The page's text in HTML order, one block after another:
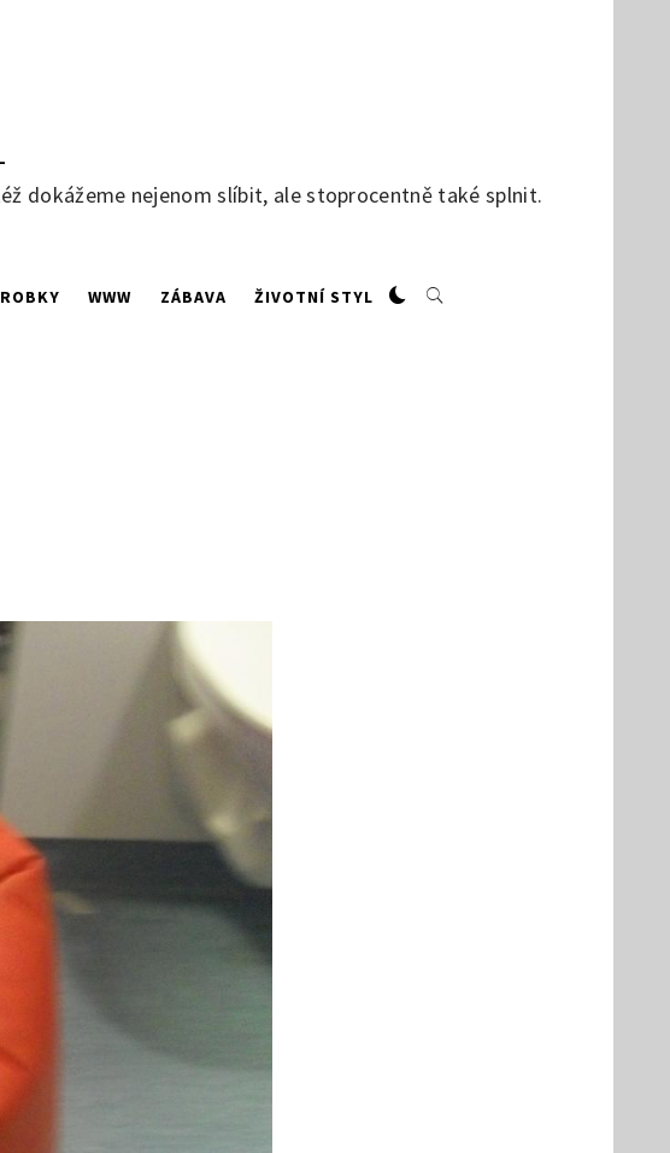
dokážeme nejenom slíbit, ale stoprocentně také splnit.
WWW ZÁBAVA ŽIVOTNÍ STYL